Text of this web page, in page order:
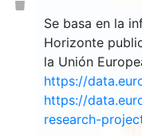
Se basa en la
Horizonte
la Unión
https://
https://
research-